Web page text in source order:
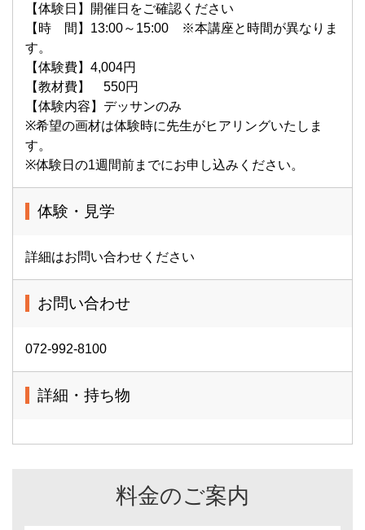
【体験日】開催日をご確認ください
【時 間】13:00～15:00 ※本講座と時間が異なりま
す。
【体験費】4,004円
【教材費】 550円
【体験内容】デッサンのみ
※希望の画材は体験時に先生がヒアリングいたしま
す。
※体験日の1週間前までにお申し込みください。
体験・見学
詳細はお問い合わせください
お問い合わせ
072-992-8100
詳細・持ち物
料金のご案内